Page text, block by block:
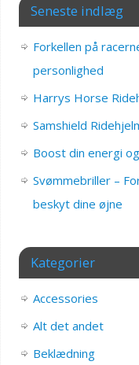
Seneste indlæg
Forkellen på
personlighed
Harrys Horse
Samshield
Boost din energi
Svømmebriller –
beskyt dine øjne
Kategorier
Accessories
Alt det andet
Beklædning